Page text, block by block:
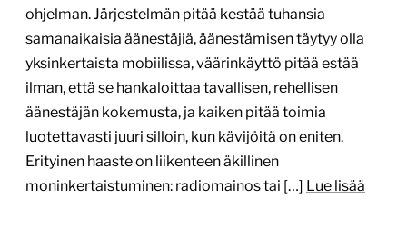
ohjelman. Järjestelmän pitää kestää tuhansia
samanaikaisia äänestäjiä, äänestämisen täytyy olla
yksinkertaista mobiilissa, väärinkäyttö pitää estää
ilman, että se hankaloittaa tavallisen, rehellisen
äänestäjän kokemusta, ja kaiken pitää toimia
luotettavasti juuri silloin, kun kävijöitä on eniten.
Erityinen haaste on liikenteen äkillinen
moninkertaistuminen: radiomainos tai […] Lue lisää